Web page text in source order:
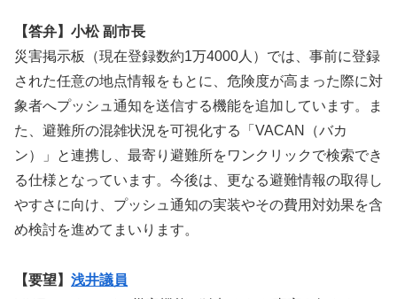
【答弁】小松 副市長
災害掲示板（現在登録数約1万4000人）では、事前に登録
された任意の地点情報をもとに、危険度が高まった際に対
象者へプッシュ通知を送信する機能を追加しています。ま
た、避難所の混雑状況を可視化する「VACAN（バカ
ン）」と連携し、最寄り避難所をワンクリックで検索でき
る仕様となっています。今後は、更なる避難情報の取得し
やすさに向け、プッシュ通知の実装やその費用対効果を含
め検討を進めてまいります。
【要望】 浅井議員